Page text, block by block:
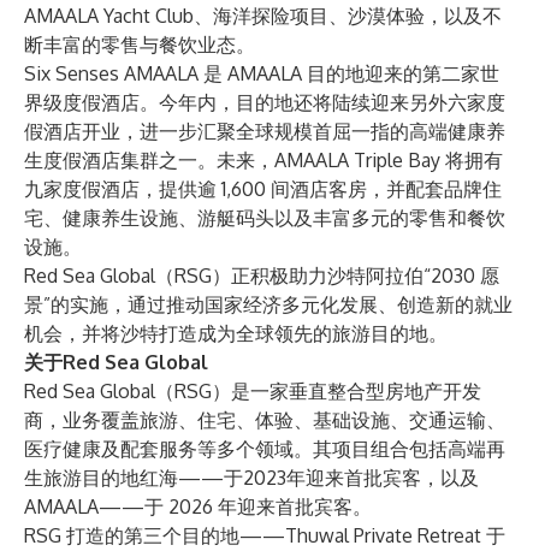
AMAALA Yacht Club、海洋探险项目、沙漠体验，以及不
断丰富的零售与餐饮业态。
Six Senses AMAALA 是 AMAALA 目的地迎来的第二家世
界级度假酒店。今年内，目的地还将陆续迎来另外六家度
假酒店开业，进一步汇聚全球规模首屈一指的高端健康养
生度假酒店集群之一。未来，AMAALA Triple Bay 将拥有
九家度假酒店，提供逾 1,600 间酒店客房，并配套品牌住
宅、健康养生设施、游艇码头以及丰富多元的零售和餐饮
设施。
Red Sea Global（RSG）正积极助力沙特阿拉伯“2030 愿
景”的实施，通过推动国家经济多元化发展、创造新的就业
机会，并将沙特打造成为全球领先的旅游目的地。
关于Red Sea Global
Red Sea Global（RSG）是一家垂直整合型房地产开发
商，业务覆盖旅游、住宅、体验、基础设施、交通运输、
医疗健康及配套服务等多个领域。其项目组合包括高端再
生旅游目的地红海——于2023年迎来首批宾客，以及
AMAALA——于 2026 年迎来首批宾客。
RSG 打造的第三个目的地——Thuwal Private Retreat 于